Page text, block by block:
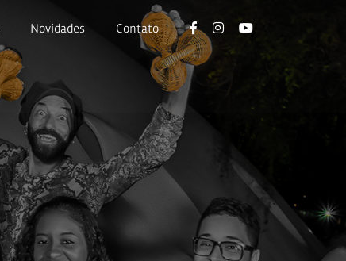
Novidades Contato